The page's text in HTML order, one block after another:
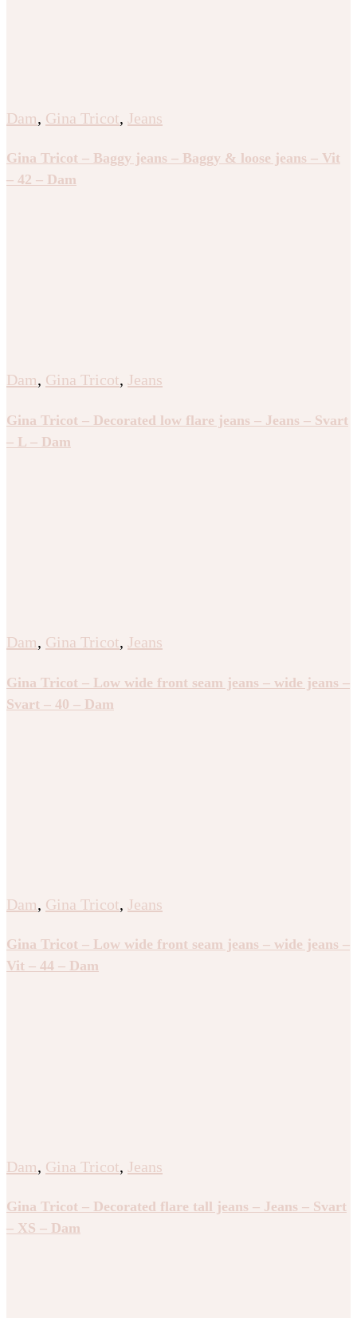
Dam, Gina Tricot, Jeans
Gina Tricot – Baggy jeans – Baggy & loose jeans – Vit
– 42 – Dam
Dam, Gina Tricot, Jeans
Gina Tricot – Decorated low flare jeans – Jeans – Svart
– L – Dam
Dam, Gina Tricot, Jeans
Gina Tricot – Low wide front seam jeans – wide jeans –
Svart – 40 – Dam
Dam, Gina Tricot, Jeans
Gina Tricot – Low wide front seam jeans – wide jeans –
Vit – 44 – Dam
Dam, Gina Tricot, Jeans
Gina Tricot – Decorated flare tall jeans – Jeans – Svart
– XS – Dam